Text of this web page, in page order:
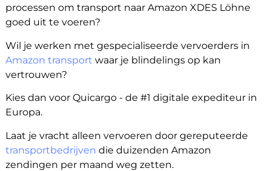
processen om transport naar Amazon XDES Löhne
goed uit te voeren?
Wil je werken met gespecialiseerde vervoerders in
Amazon transport waar je blindelings op kan
vertrouwen?
Kies dan voor Quicargo - de #1 digitale expediteur in
Europa.
Laat je vracht alleen vervoeren door gereputeerde
transportbedrijven die duizenden Amazon
zendingen per maand weg zetten.